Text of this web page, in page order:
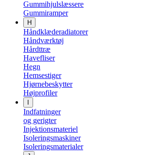
Gummihjulslæssere
Gummiramper
H
Håndklæderadiatorer
Håndværktøj
Hårdttræ
Havefliser
Hegn
Hemsestiger
Hjørnebeskytter
Højprofiler
Indfatninger
og gerigter
Injektionsmateriel
Isoleringsmaskiner
Isoleringsmaterialer